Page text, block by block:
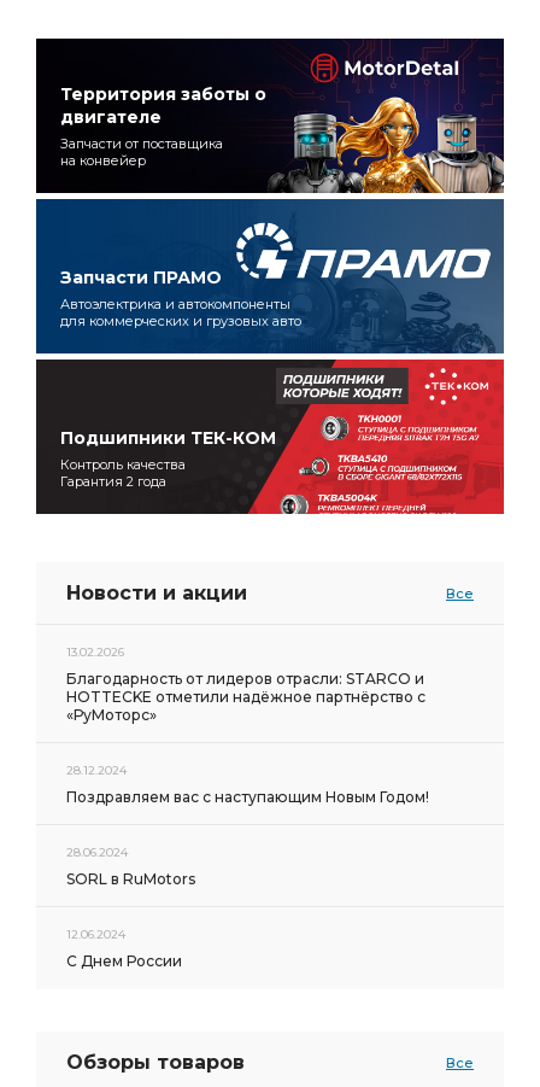
Территория заботы о
двигателе
Запчасти от поставщика
на конвейер
Запчасти ПРАМО
Автоэлектрика и автокомпоненты
для коммерческих и грузовых авто
Подшипники ТЕК-КОМ
Контроль качества
Гарантия 2 года
Новости и акции Все
13.02.2026
Благодарность от лидеров отрасли: STARCO и
HOTTECKE отметили надёжное партнёрство с
«РуМоторс»
28.12.2024
Поздравляем вас с наступающим Новым Годом!
28.06.2024
SORL в RuMotors
12.06.2024
С Днем России
Обзоры товаров Все